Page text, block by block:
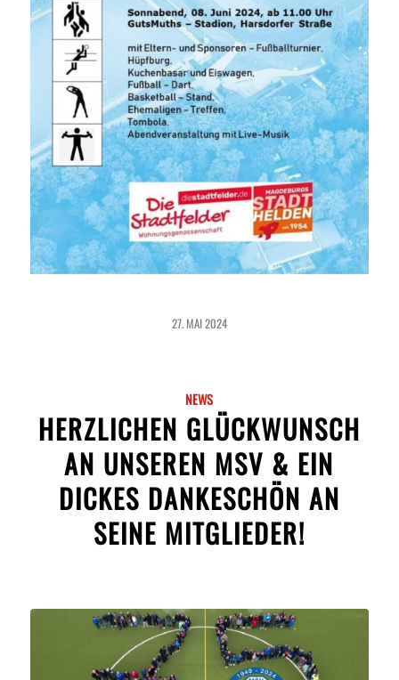
27. MAI 2024
NEWS
HERZLICHEN GLÜCKWUNSCH
AN UNSEREN MSV & EIN
DICKES DANKESCHÖN AN
SEINE MITGLIEDER!